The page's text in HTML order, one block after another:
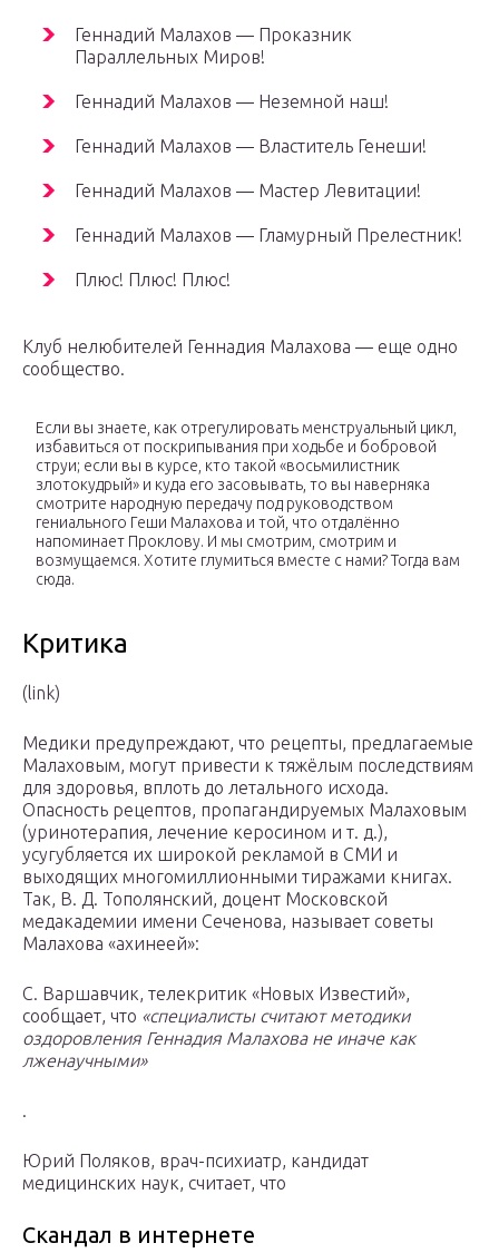
Геннадий Малахов — Проказник
Параллельных Миров!
Геннадий Малахов — Неземной наш!
Геннадий Малахов — Властитель Генеши!
Геннадий Малахов — Мастер Левитации!
Геннадий Малахов — Гламурный Прелестник!
Плюс! Плюс! Плюс!
Клуб нелюбителей Геннадия Малахова — еще одно
сообщество.
Если вы знаете, как отрегулировать менструальный цикл,
избавиться от поскрипывания при ходьбе и бобровой
струи; если вы в курсе, кто такой «восьмилистник
злотокудрый» и куда его засовывать, то вы наверняка
смотрите народную передачу под руководством
гениального Геши Малахова и той, что отдалённо
напоминает Проклову. И мы смотрим, смотрим и
возмущаемся. Хотите глумиться вместе с нами? Тогда вам
сюда.
Критика
(link)
Медики предупреждают, что рецепты, предлагаемые
Малаховым, могут привести к тяжёлым последствиям
для здоровья, вплоть до летального исхода.
Опасность рецептов, пропагандируемых Малаховым
(уринотерапия, лечение керосином и т. д.),
усугубляется их широкой рекламой в СМИ и
выходящих многомиллионными тиражами книгах.
Так, В. Д. Тополянский, доцент Московской
медакадемии имени Сеченова, называет советы
Малахова «ахинеей»:
С. Варшавчик, телекритик «Новых Известий»,
сообщает, что «специалисты считают методики
оздоровления Геннадия Малахова не иначе как
лженаучными»
.
Юрий Поляков, врач-психиатр, кандидат
медицинских наук, считает, что
Скандал в интернете